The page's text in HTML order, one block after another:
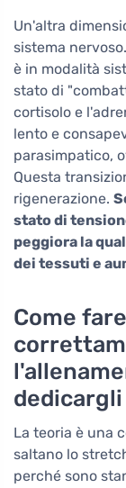
Un'altra
sistema
è in modalità
stato di
cortisolo e
lento e
parasimpatico,
Questa
rigenerazione.
stato di
peggiora la
dei tessuti e
Come
dedicargli
La teoria è una
saltano lo
perché sono